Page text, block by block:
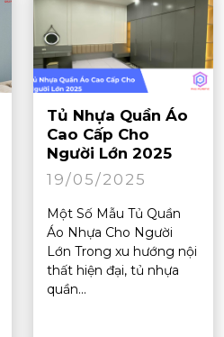
Tủ Nhựa Quần Áo
Cao Cấp Cho
Người Lớn 2025
19/05/2025
Một Số Mẫu Tủ Quần
Áo Nhựa Cho Người
Lớn Trong xu hướng nội
thất hiện đại, tủ nhựa
quần...